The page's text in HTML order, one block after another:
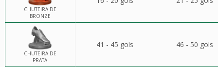
CHUTEIRA DE
BRONZE
CHUTEIRA DE
PRATA
41 - 45 gols 46 - 50 gols